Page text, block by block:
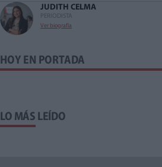
JUDITH CELMA
PERIODISTA
Ver biografía
HOY EN PORTADA
LO MÁS LEÍDO